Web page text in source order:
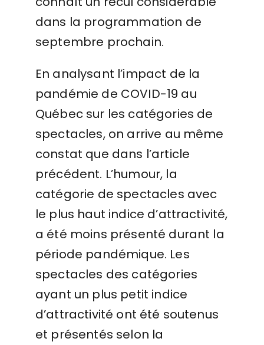
dans la programmation de
septembre prochain.
En analysant l’impact de la
pandémie de COVID-19 au
Québec sur les catégories de
spectacles, on arrive au même
constat que dans l’article
précédent. L’humour, la
catégorie de spectacles avec
le plus haut indice d’attractivité,
a été moins présenté durant la
période pandémique. Les
spectacles des catégories
ayant un plus petit indice
d’attractivité ont été soutenus
et présentés selon la